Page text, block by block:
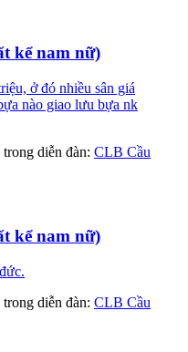
kể nam nữ)
ở đó nhiều sân giá
nào giao lưu bựa nk
trong diễn đàn: CLB Cầu
kể nam nữ)
trong diễn đàn: CLB Cầu